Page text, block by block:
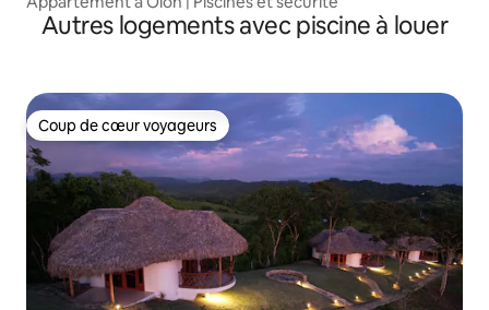
Autres logements avec piscine à louer
Coup de cœur voyageurs
Coup de cœur voyageurs